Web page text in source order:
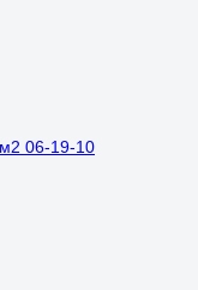
06-19-10